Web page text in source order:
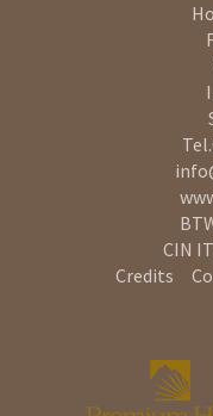
Tel.
CIN
Credits